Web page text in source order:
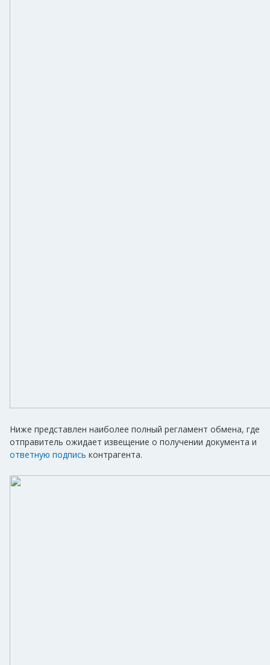
Ниже представлен наиболее полный регламент обмена, где
отправитель ожидает извещение о получении документа и
ответную подпись контрагента.